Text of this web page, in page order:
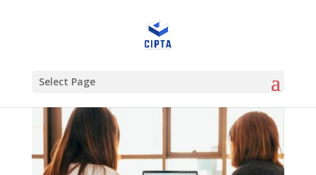
Select Page